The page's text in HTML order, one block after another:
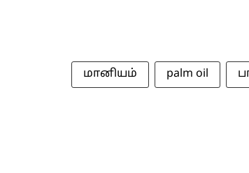
மானியம் palm oil